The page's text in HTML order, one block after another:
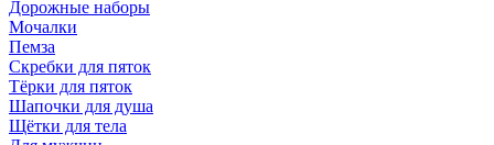
Дорожные наборы
Мочалки
Пемза
Скребки для пяток
Тёрки для пяток
Шапочки для душа
Щётки для тела